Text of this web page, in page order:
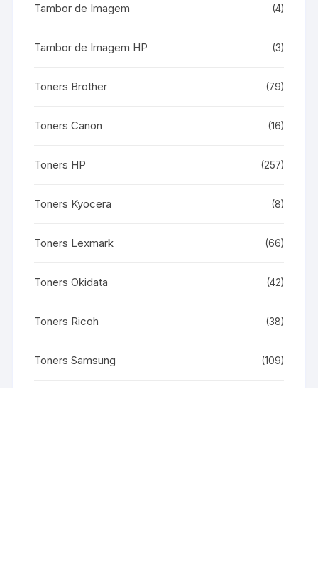
Tambor de Imagem (4)
Tambor de Imagem HP (3)
Toners Brother (79)
Toners Canon (16)
Toners HP (257)
Toners Kyocera (8)
Toners Lexmark (66)
Toners Okidata (42)
Toners Ricoh (38)
Toners Samsung (109)